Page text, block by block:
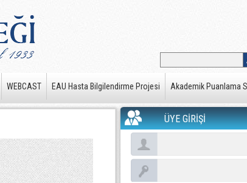
WEBCAST EAU Hasta Bilgilendirme Projesi Akademik Puanlama
ÜYE GİRİŞİ